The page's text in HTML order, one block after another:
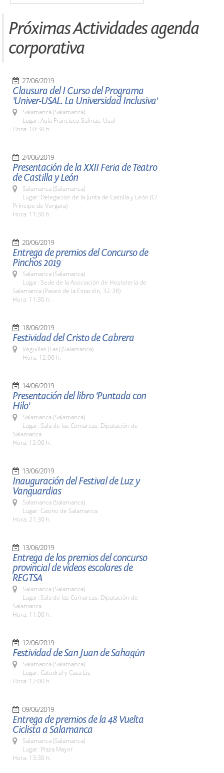
Próximas Actividades agenda
corporativa
27/06/2019
Clausura del I Curso del Programa
'Univer-USAL. La Universidad Inclusiva'
Salamanca (Salamanca)
Lugar: Aula Francisco Salinas. Usal
Hora: 10:30 h.
24/06/2019
Presentación de la XXII Feria de Teatro
de Castilla y León
Salamanca (Salamanca)
Lugar: Delegación de la Junta de Castilla y León (C/
Príncipe de Vergara)
Hora: 11:30 h.
20/06/2019
Entrega de premios del Concurso de
Pinchos 2019
Salamanca (Salamanca)
Lugar: Sede de la Asociación de Hostelería de
Salamanca (Paseo de la Estación, 32-38)
Hora: 11:30 h.
18/06/2019
Festividad del Cristo de Cabrera
Veguillas (Las) (Salamanca)
Hora: 12.00 h.
14/06/2019
Presentación del libro 'Puntada con
Hilo'
Salamanca (Salamanca)
Lugar: Sala de las Comarcas. Diputación de
Salamanca
Hora: 12:00 h.
13/06/2019
Inauguración del Festival de Luz y
Vanguardias
Salamanca (Salamanca)
Lugar: Casino de Salamanca
Hora: 21:30 h.
13/06/2019
Entrega de los premios del concurso
provincial de vídeos escolares de
REGTSA
Salamanca (Salamanca)
Lugar: Sala de las Comarcas. Diputación de
Salamanca
Hora: 11:00 h.
12/06/2019
Festividad de San Juan de Sahagún
Salamanca (Salamanca)
Lugar: Catedral y Casa Lis
Hora: 12:00 h.
09/06/2019
Entrega de premios de la 48 Vuelta
Ciclista a Salamanca
Salamanca (Salamanca)
Lugar: Plaza Mayor
Hora: 13:30 h.